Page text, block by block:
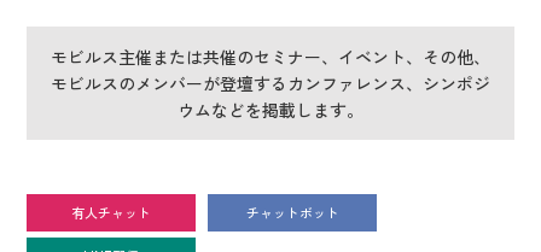
導入事例
ユースケース
お知らせ
お役立ち資料
モビルス主催または共催のセミナー、イベント、その他、
モビルスのメンバーが登壇するカンファレンス、シンポジ
ウムなどを掲載します。
有人チャット チャットボット